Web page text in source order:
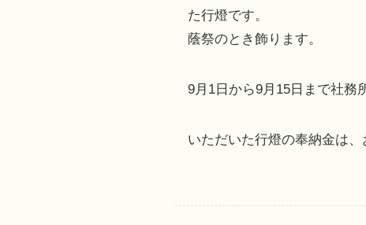
た行燈です。
蔭祭のとき飾ります。
9月1日から9月15日まで社務
いただいた行燈の奉納金は